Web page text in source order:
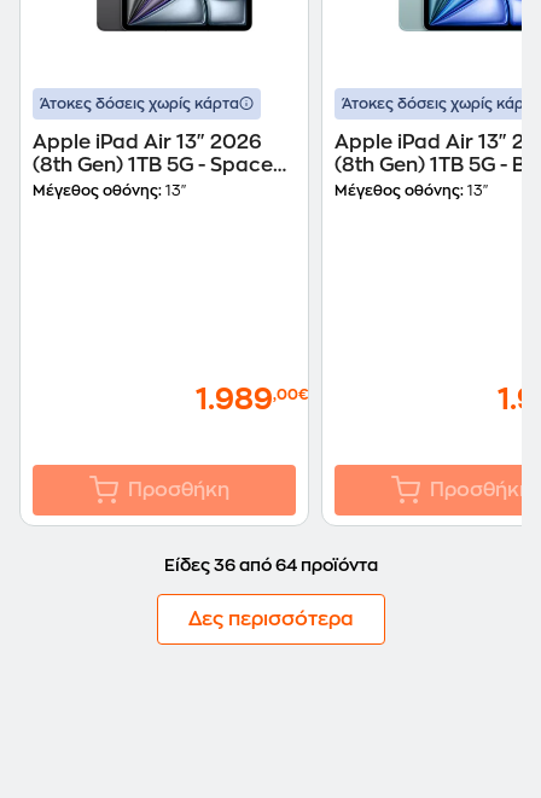
Άτοκες δόσεις χωρίς κάρτα
Apple iPad Air 13" 2026
(8th Gen) 1TB 5G - Space
Gray
Μέγεθος οθόνης: 13"
1.989,00€
Προσθήκη
Άτοκες δόσεις χωρίς κάρτα
Apple iPad Air 13"
(8th Gen) 1TB 5G -
Μέγεθος οθόνης: 13"
Προσθήκη
Είδες 36 από 64 προϊόντα
Δες περισσότερα